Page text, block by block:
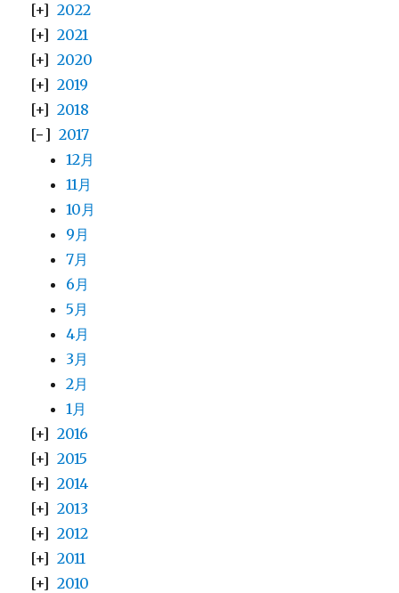
2022
2021
2020
2019
2018
2017
12月
11月
10月
9月
7月
6月
5月
4月
3月
2月
1月
2016
2015
2014
2013
2012
2011
2010